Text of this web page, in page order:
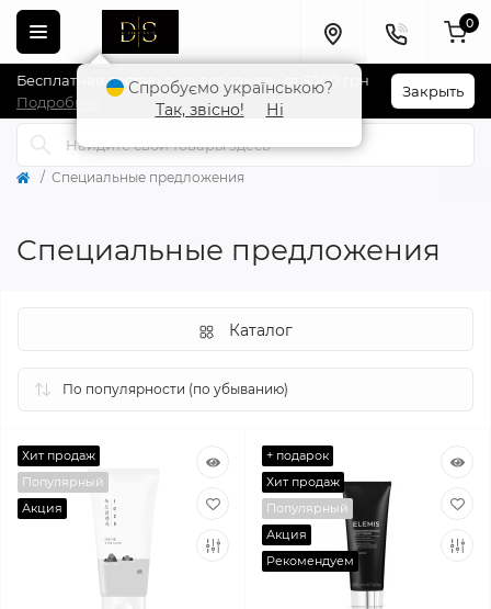
Бесплатная доставка на все заказы от 3000 грн
Подробнее
Закрыть
0
Специальные предложения
Специальные предложения
Каталог
Хит продаж
Популярный
Акция
+ подарок
Хит продаж
Популярный
Акция
Рекомендуем
Спробуємо українською?
Так, звісно!
Ні